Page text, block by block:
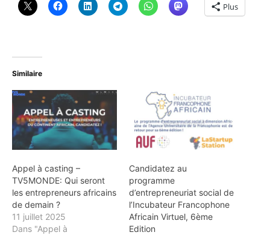
Plus
Similaire
Appel à casting –
TV5MONDE: Qui seront
les entrepreneurs africains
de demain ?
11 juillet 2025
Dans "Appel à
Candidatez au
programme
d’entrepreneuriat social de
l’Incubateur Francophone
Africain Virtuel, 6ème
Edition